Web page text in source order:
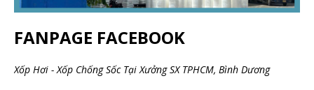
FANPAGE FACEBOOK
Xốp Hơi - Xốp Chống Sốc Tại Xưởng SX TPHCM, Bình Dương